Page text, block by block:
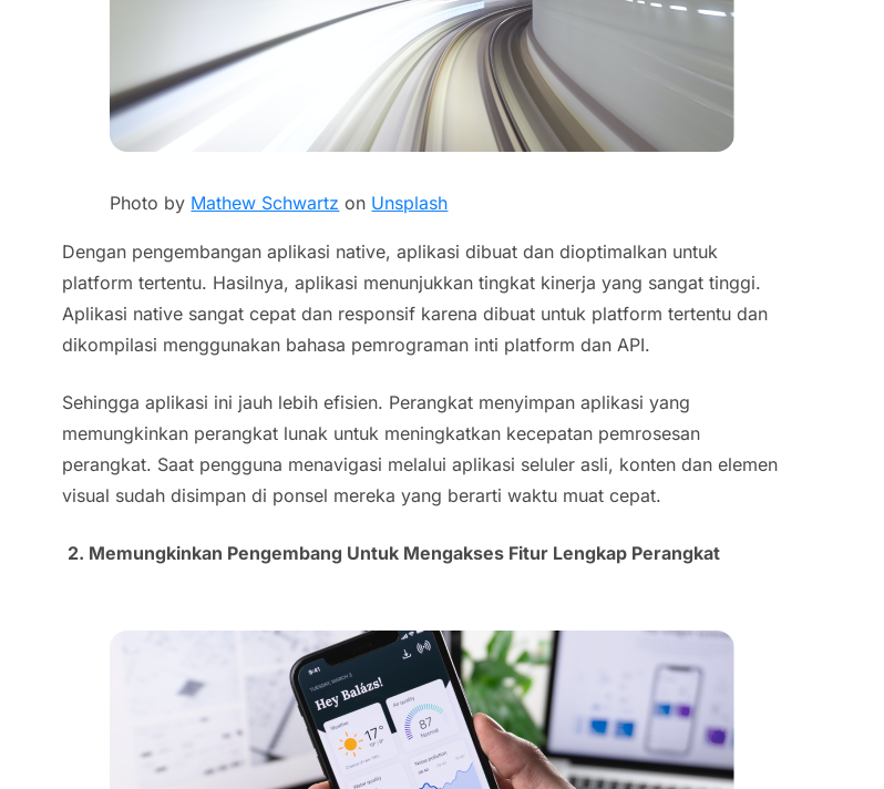
Photo by Mathew Schwartz on Unsplash
Dengan pengembangan aplikasi native, aplikasi dibuat dan dioptimalkan untuk
platform tertentu. Hasilnya, aplikasi menunjukkan tingkat kinerja yang sangat tinggi.
Aplikasi native sangat cepat dan responsif karena dibuat untuk platform tertentu dan
dikompilasi menggunakan bahasa pemrograman inti platform dan API.
Sehingga aplikasi ini jauh lebih efisien. Perangkat menyimpan aplikasi yang
memungkinkan perangkat lunak untuk meningkatkan kecepatan pemrosesan
perangkat. Saat pengguna menavigasi melalui aplikasi seluler asli, konten dan elemen
visual sudah disimpan di ponsel mereka yang berarti waktu muat cepat.
2. Memungkinkan Pengembang Untuk Mengakses Fitur Lengkap Perangkat